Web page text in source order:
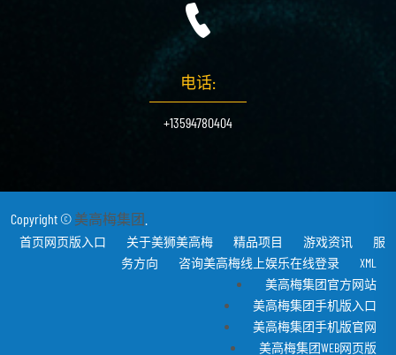
电话:
+13594780404
Copyright © 美高梅集团
首页网页版入口 关于美狮美高梅 精品项目 游戏资讯
服
务方向
咨询美高梅线上娱乐在线登录
XML
美高梅集团官方网站
美高梅集团手机版入口
美高梅集团手机版官网
美高梅集团WEB网页版